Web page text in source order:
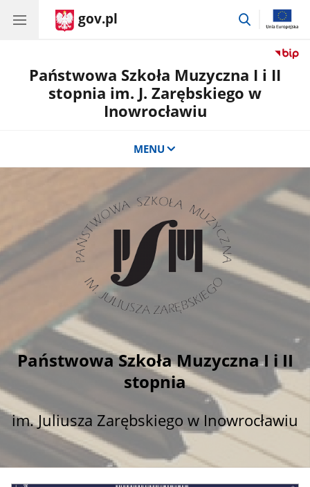
gov.pl
przejdź
Państwowa Szkoła Muzyczna I i II
stopnia im. J. Zarębskiego w
Inowrocławiu
MENU
Państwowa Szkoła Muzyczna I i II
stopnia
im. Juliusza Zarębskiego w Inowrocławiu